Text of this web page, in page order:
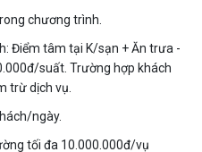
chương trình.
Điểm tâm tại K/sạn + Ăn trưa -
suất. Trường hợp khách
trừ dịch vụ.
ngày.
tối đa 10.000.000đ/vụ